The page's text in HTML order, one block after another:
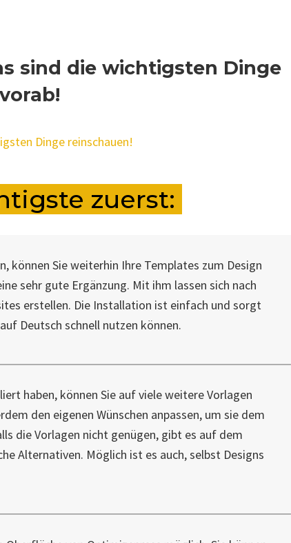
sind die wichtigsten Dinge
vorab!
Dinge reinschauen!
zuerst:
können Sie weiterhin Ihre Templates zum Design
sehr gute Ergänzung. Mit ihm lassen sich nach
erstellen. Die Installation ist einfach und sorgt
Deutsch schnell nutzen können.
haben, können Sie auf viele weitere Vorlagen
den eigenen Wünschen anpassen, um sie dem
die Vorlagen nicht genügen, gibt es auf dem
Alternativen. Möglich ist es auch, selbst Designs